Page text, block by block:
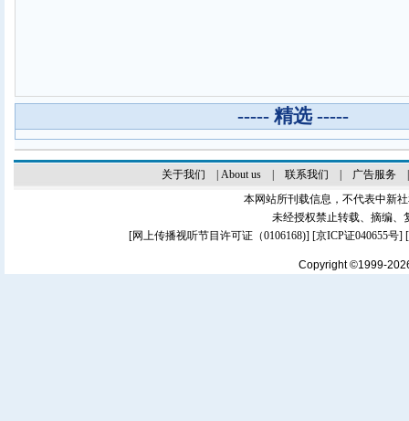
----- 精选 -----
关于我们 About us| 联系我们 广告服务
本网站所刊载信息，不代表中新
未经授权禁止转载、摘编、
[网上传播视听节目许可证（0106168)] [京ICP证040655号]
Copyright ©1999-